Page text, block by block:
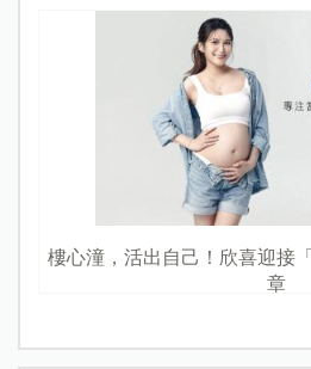
樓心潼，活出自己！欣喜迎接
章